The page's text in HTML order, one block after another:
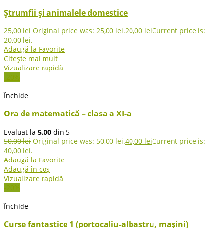
Ștrumfii și animalele domestice
25,00lei Original price was: 25,00 lei.20,00 leiCurrent price is:
20,00 lei.
Adaugă la Favorite
Citește mai mult
Vizualizare rapidă
-20%
Închide
Ora de matematică – clasa a XI-a
Evaluat la 5.00 din 5
50,00lei Original price was: 50,00 lei.40,00 leiCurrent price is:
40,00 lei.
Adaugă la Favorite
Adaugă în coș
Vizualizare rapidă
-20%
Închide
Curse fantastice 1 (portocaliu-albastru, mașini)